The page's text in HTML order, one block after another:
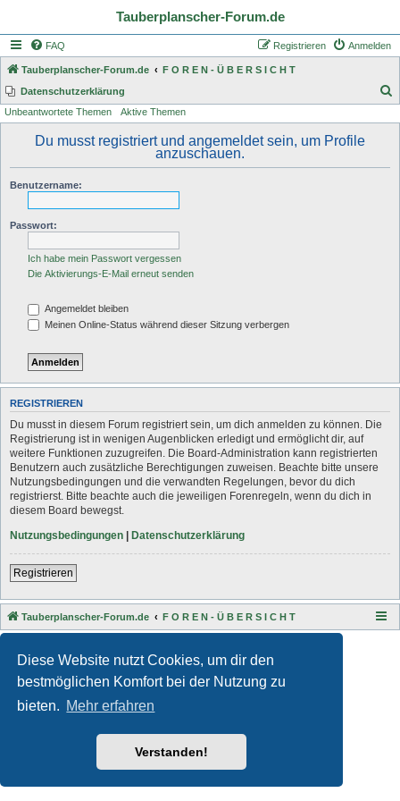
Diese Website nutzt Cookies, um dir den
bestmöglichen Komfort bei der Nutzung zu
bieten. Mehr erfahren
Verstanden!
Tauberplanscher-Forum.de
FAQ Anmelden
Registrieren
Tauberplanscher-Forum.de
F O R E N - Ü B E R S I C H T
Datenschutzerklärung
Unbeantwortete Themen Aktive Themen
Du musst registriert und angemeldet sein, um Profile
anzuschauen.
Benutzername:
Passwort:
Ich habe mein Passwort vergessen
Die Aktivierungs-E-Mail erneut senden
Angemeldet bleiben
Meinen Online-Status während dieser Sitzung verbergen
REGISTRIEREN
Du musst in diesem Forum registriert sein, um dich anmelden zu können. Die
Registrierung ist in wenigen Augenblicken erledigt und ermöglicht dir, auf
weitere Funktionen zuzugreifen. Die Board-Administration kann registrierten
Benutzern auch zusätzliche Berechtigungen zuweisen. Beachte bitte unsere
Nutzungsbedingungen und die verwandten Regelungen, bevor du dich
registrierst. Bitte beachte auch die jeweiligen Forenregeln, wenn du dich in
diesem Board bewegst.
Nutzungsbedingungen | Datenschutzerklärung
Registrieren
Tauberplanscher-Forum.de F O R E N - Ü B E R S I C H T
Powered byphpBB® Forum Software © phpBB Limited
Datenschutz|Nutzungsbedingungen